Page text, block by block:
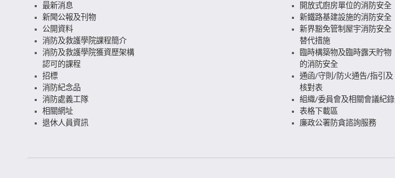
最新消息
新聞公報及刊物
公開資料
消防及救護學院課程簡介
消防及救護學院獲資歷架構
認可的課程
招標
消防紀念品
消防處義工隊
相關網址
退休人員資訊
開放式廚房單位的消防安全
新鐵路基建設施的消防安全
新界豁免管制屋宇消防安全
替代措施
臨時構築物及臨時露天貯物
的消防安全
通函/守則/防火通告/指引及
核對表
組織/委員會及相關會議紀錄
表格下載區
廉政公署防貪諮詢服務